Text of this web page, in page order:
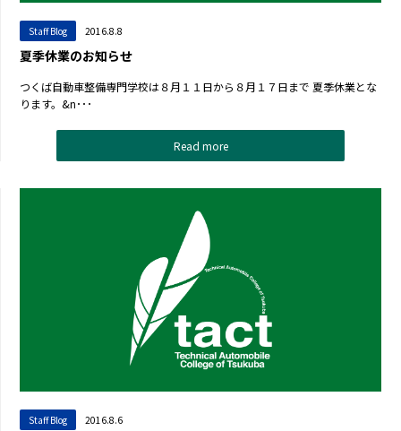
Staff Blog 2016.8.8
夏季休業のお知らせ
つくば自動車整備専門学校は８月１１日から８月１７日まで 夏季休業とな
ります。&n･･･
Read more
Staff Blog 2016.8.6